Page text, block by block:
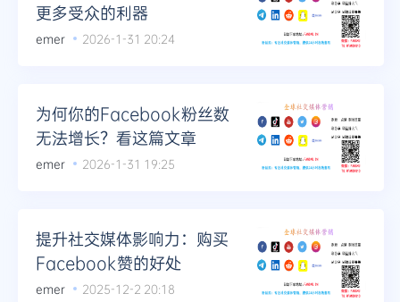
更多受众的利器
emer 2026-1-31 20:24
为何你的Facebook粉丝数
无法增长？看这篇文章
emer 2026-1-31 19:25
提升社交媒体影响力：购买
Facebook赞的好处
emer 2025-12-2 20:18